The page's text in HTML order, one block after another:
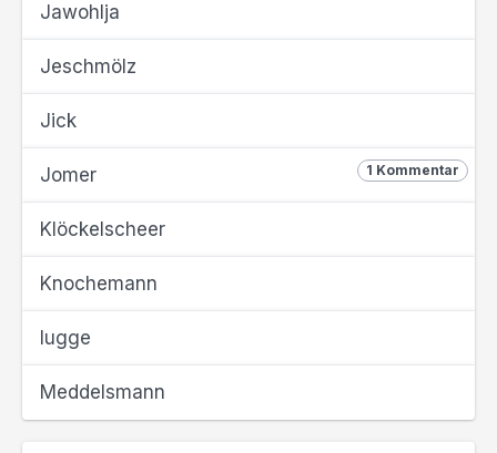
Jawohlja
Jeschmölz
Jick
1 Kommentar
Jomer
Klöckelscheer
Knochemann
lugge
Meddelsmann